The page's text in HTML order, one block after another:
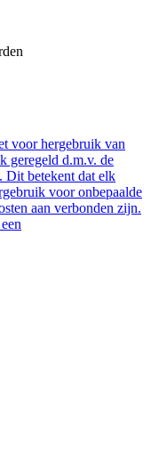
voor hergebruik van
geregeld d.m.v. de
Dit betekent dat elk
voor onbepaalde
aan verbonden zijn.